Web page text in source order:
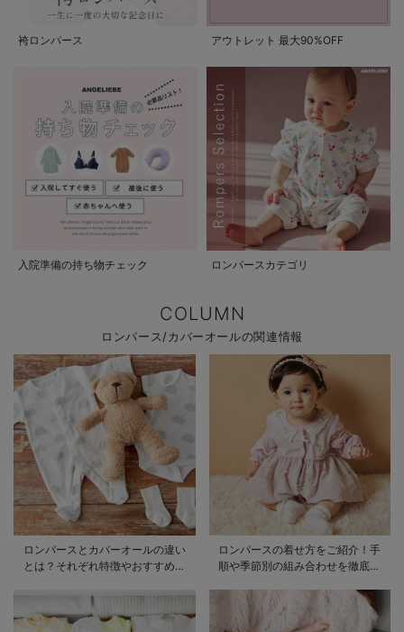
袴ロンパース アウトレット 最大90%OFF
入院準備の持ち物チェック ロンパースカテゴリ
COLUMN
ロンパース/カバーオールの関連情報
ロンパースとカバーオールの違い
とは？それぞれ特徴やおすすめ商
ロンパースの着せ方をご紹介！手
順や季節別の組み合わせを徹底解